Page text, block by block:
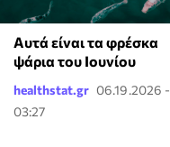
Αυτά είναι τα φρέσκα
ψάρια του Ιουνίου
healthstat.gr 06.19.2026 -
03:27